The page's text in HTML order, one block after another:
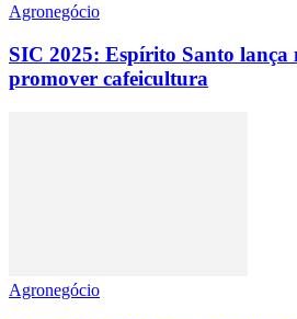
Agronegócio
SIC 2025: Espírito Santo lança
promover cafeicultura
Agronegócio